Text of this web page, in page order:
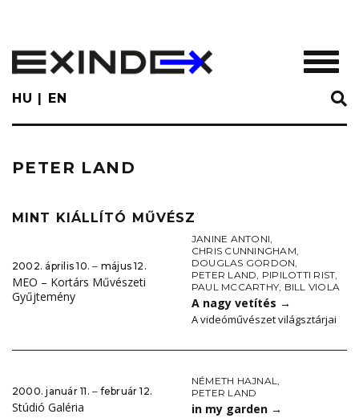
main
content
HU EN
PETER LAND
MINT KIÁLLÍTÓ MŰVÉSZ
2002. április 10. ‒ május 12.
MEO – Kortárs Művészeti
Gyűjtemény
JANINE ANTONI,
CHRIS CUNNINGHAM,
DOUGLAS GORDON,
PETER LAND, PIPILOTTI RIST,
PAUL MCCARTHY, BILL VIOLA
A nagy vetítés →
A videóművészet világsztárjai
2000. január 11. ‒ február 12.
Stúdió Galéria
NÉMETH HAJNAL,
PETER LAND
in my garden →